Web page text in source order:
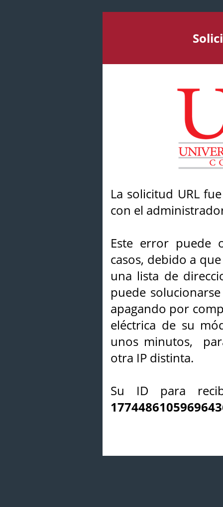
La solicitud URL
con el
Este error puede
casos, debido a
una lista de
puede
apagando por
eléctrica de su
unos minutos,
otra IP distinta.
Su ID para